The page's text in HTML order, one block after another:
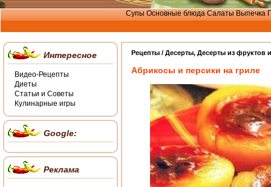
Супы Основные блюда Салаты Выпечка
Рецепты / Десерты, Десерты из фруктов
Абрикосы и персики на гриле
Интересное
Видео-Рецепты
Диеты
Статьи и Советы
Кулинарные игры
Google:
Реклама